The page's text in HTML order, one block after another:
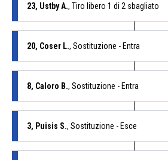
23, Ustby A., Tiro libero 1 di 2 sbagliato
20, Coser L., Sostituzione - Entra
8, Caloro B., Sostituzione - Entra
3, Puisis S., Sostituzione - Esce